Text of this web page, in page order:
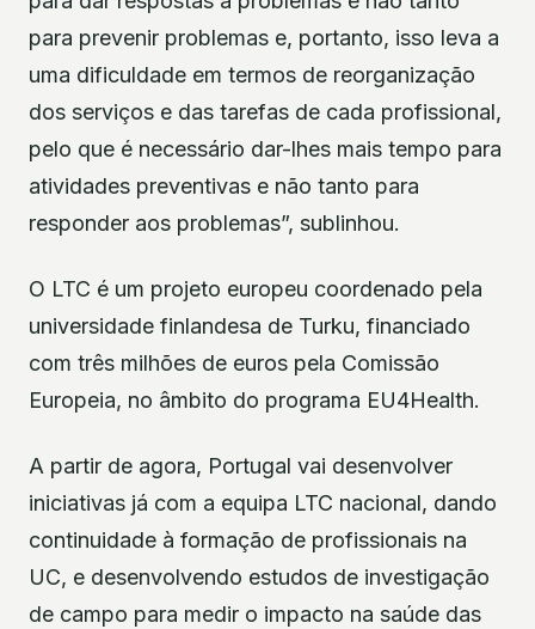
para prevenir problemas e, portanto, isso leva a
uma dificuldade em termos de reorganização
dos serviços e das tarefas de cada profissional,
pelo que é necessário dar-lhes mais tempo para
atividades preventivas e não tanto para
responder aos problemas”, sublinhou.
O LTC é um projeto europeu coordenado pela
universidade finlandesa de Turku, financiado
com três milhões de euros pela Comissão
Europeia, no âmbito do programa EU4Health.
A partir de agora, Portugal vai desenvolver
iniciativas já com a equipa LTC nacional, dando
continuidade à formação de profissionais na
UC, e desenvolvendo estudos de investigação
de campo para medir o impacto na saúde das